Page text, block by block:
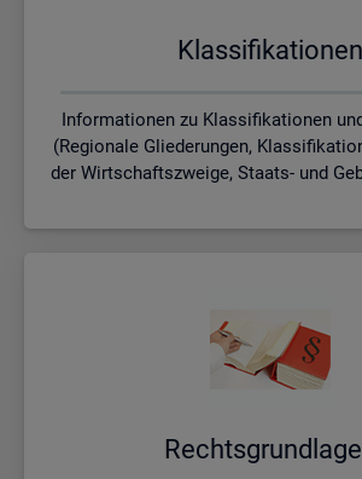
Klas­si­fi­ka­tio­nen
Informationen zu Klassifikationen
(Regionale Gliederungen,
der Wirtschaftszweige, Staats- und